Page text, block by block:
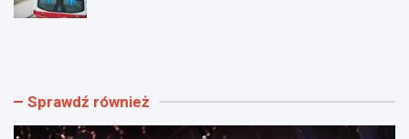
W
i
N
b Sprawdź również